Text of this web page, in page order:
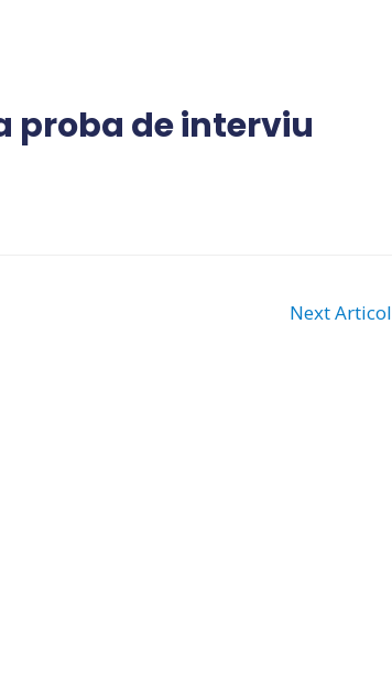
proba de interviu
Next Articol